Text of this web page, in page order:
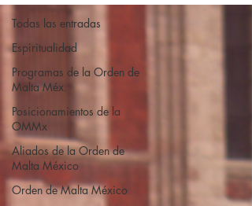
Todas las entradas
Espiritualidad
Programas de la Orden de
Malta Méx.
Posicionamientos de la
OMMx
Aliados de la Orden de
Malta México
Orden de Malta México